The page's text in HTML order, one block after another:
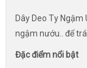
Dây Deo Ty
ngậm nướu.. để
Đặc điểm nổi bật